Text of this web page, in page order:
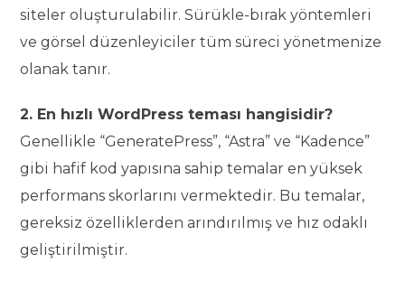
siteler oluşturulabilir. Sürükle-bırak yöntemleri
ve görsel düzenleyiciler tüm süreci yönetmenize
olanak tanır.
2. En hızlı WordPress teması hangisidir?
Genellikle “GeneratePress”, “Astra” ve “Kadence”
gibi hafif kod yapısına sahip temalar en yüksek
performans skorlarını vermektedir. Bu temalar,
gereksiz özelliklerden arındırılmış ve hız odaklı
geliştirilmiştir.